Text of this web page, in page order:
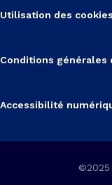
Utilisation des cookies
Conditions générales
Accessibilité
©2025